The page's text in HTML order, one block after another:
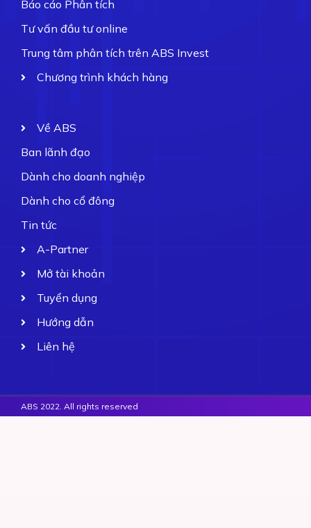
Báo cáo Phân tích
Tư vấn đầu tư online
Trung tâm phân tích trên ABS Invest
Chương trình khách hàng
Về ABS
Ban lãnh đạo
Dành cho doanh nghiệp
Dành cho cổ đông
Tin tức
A-Partner
Mở tài khoản
Tuyển dụng
Hướng dẫn
Liên hệ
ABS 2022. All rights reserved